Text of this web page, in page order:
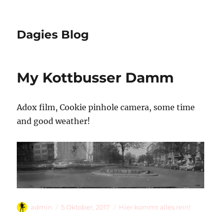
Dagies Blog
My Kottbusser Damm
Adox film, Cookie pinhole camera, some time
and good weather!
Autor
admin
Veröffentlicht
5 Oktober, 2017 Kategorien
Hier kommt alles rein!